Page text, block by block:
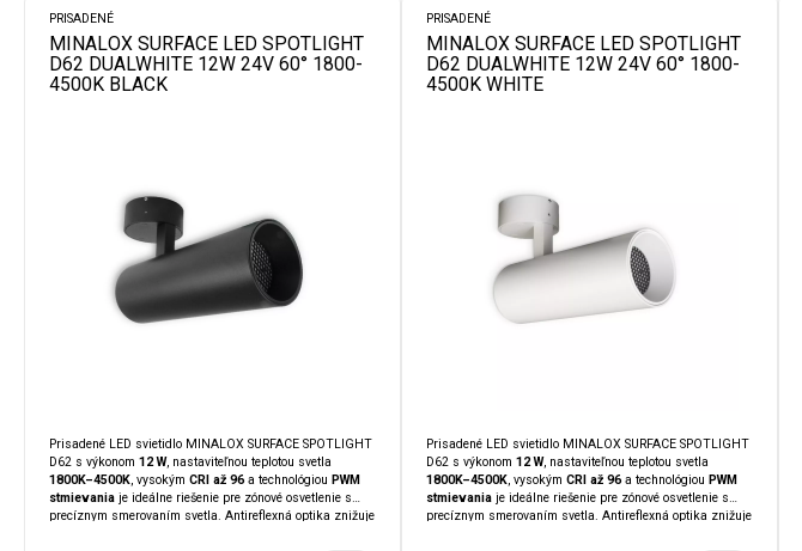
PRISADENÉ
MINALOX SURFACE LED SPOTLIGHT
D62 DUALWHITE 12W 24V 60° 1800-
4500K BLACK
Prisadené LED svietidlo MINALOX SURFACE SPOTLIGHT
D62 s výkonom 12 W, nastaviteľnou teplotou svetla
1800K–4500K, vysokým CRI až 96a technológiou PWM
stmievania je ideálne riešenie pre zónové osvetlenie s
precíznym smerovaním svetla. Antireflexná optika znižuje
PRISADENÉ
MINALOX SURFACE LED SPOTLIGHT
D62 DUALWHITE 12W 24V 60° 1800-
4500K WHITE
Prisadené LED svietidlo MINALOX SURFACE SPOTLIGHT
D62 s výkonom 12 W, nastaviteľnou teplotou svetla
1800K–4500K, vysokým CRI až 96a technológiou PWM
stmievaniaje ideálne riešenie pre zónové osvetlenie s
precíznym smerovaním svetla. Antireflexná optika znižuje